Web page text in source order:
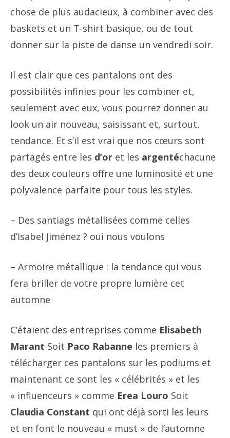
chose de plus audacieux, à combiner avec des
baskets et un T-shirt basique, ou de tout
donner sur la piste de danse un vendredi soir.
Il est clair que ces pantalons ont des
possibilités infinies pour les combiner et,
seulement avec eux, vous pourrez donner au
look un air nouveau, saisissant et, surtout,
tendance. Et s’il est vrai que nos cœurs sont
partagés entre les d’or et les argentéchacune
des deux couleurs offre une luminosité et une
polyvalence parfaite pour tous les styles.
– Des santiags métallisées comme celles
d’Isabel Jiménez ? oui nous voulons
– Armoire métallique : la tendance qui vous
fera briller de votre propre lumière cet
automne
C’étaient des entreprises comme Elisabeth
Marant Soit Paco Rabanne les premiers à
télécharger ces pantalons sur les podiums et
maintenant ce sont les « célébrités » et les
« influenceurs » comme Erea Louro Soit
Claudia Constant qui ont déjà sorti les leurs
et en font le nouveau « must » de l’automne